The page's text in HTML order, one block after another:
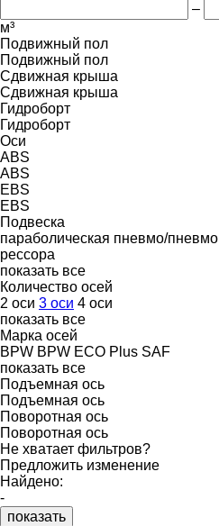
–
м³
Подвижный пол
Подвижный пол
Сдвижная крыша
Сдвижная крыша
Гидроборт
Гидроборт
Оси
ABS
ABS
EBS
EBS
Подвеска
параболическая пневмо/пневмо
рессора
показать все
Количество осей
2 оси 3 оси 4 оси
показать все
Марка осей
BPW BPW ECO Plus SAF
показать все
Подъемная ось
Подъемная ось
Поворотная ось
Поворотная ось
Не хватает фильтров?
Предложить изменение
Найдено:
-
показать